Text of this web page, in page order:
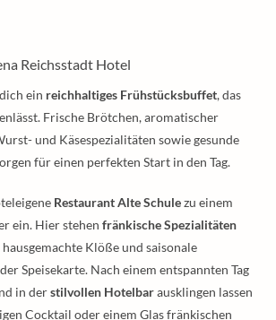
Reichsstadt Hotel
ein reichhaltiges Frühstücksbuffet, das
Frische Brötchen, aromatischer
und Käsespezialitäten sowie gesunde
für einen perfekten Start in den Tag.
Restaurant Alte Schulezu einem
ein. Hier stehen fränkische Spezialitäten
Klöße und saisonale
Speisekarte. Nach einem entspannten Tag
in derstilvollen Hotelbarausklingen lassen
Cocktail oder einem Glas fränkischen